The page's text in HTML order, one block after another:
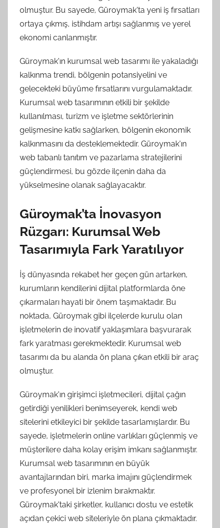
olmuştur. Bu sayede, Güroymak'ta yeni iş fırsatları
ortaya çıkmış, istihdam artışı sağlanmış ve yerel
ekonomi canlanmıştır.
Güroymak'ın kurumsal web tasarımı ile yakaladığı
kalkınma trendi, bölgenin potansiyelini ve
gelecekteki büyüme fırsatlarını vurgulamaktadır.
Kurumsal web tasarımının etkili bir şekilde
kullanılması, turizm ve işletme sektörlerinin
gelişmesine katkı sağlarken, bölgenin ekonomik
kalkınmasını da desteklemektedir. Güroymak'ın
web tabanlı tanıtım ve pazarlama stratejilerini
güçlendirmesi, bu gözde ilçenin daha da
yükselmesine olanak sağlayacaktır.
Güroymak’ta İnovasyon
Rüzgarı: Kurumsal Web
Tasarımıyla Fark Yaratılıyor
İş dünyasında rekabet her geçen gün artarken,
kurumların kendilerini dijital platformlarda öne
çıkarmaları hayati bir önem taşımaktadır. Bu
noktada, Güroymak gibi ilçelerde kurulu olan
işletmelerin de inovatif yaklaşımlara başvurarak
fark yaratması gerekmektedir. Kurumsal web
tasarımı da bu alanda ön plana çıkan etkili bir araç
olmuştur.
Güroymak'ın girişimci işletmecileri, dijital çağın
getirdiği yenilikleri benimseyerek, kendi web
sitelerini etkileyici bir şekilde tasarlamışlardır. Bu
sayede, işletmelerin online varlıkları güçlenmiş ve
müşterilere daha kolay erişim imkanı sağlanmıştır.
Kurumsal web tasarımının en büyük
avantajlarından biri, marka imajını güçlendirmek
ve profesyonel bir izlenim bırakmaktır.
Güroymak'taki şirketler, kullanıcı dostu ve estetik
açıdan çekici web siteleriyle ön plana çıkmaktadır.